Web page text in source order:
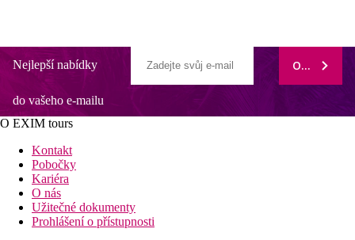
Nejlepší nabídky
do vašeho e-mailu
ODEBÍRAT
O EXIM tours
Kontakt
Pobočky
Kariéra
O nás
Užitečné dokumenty
Prohlášení o přístupnosti